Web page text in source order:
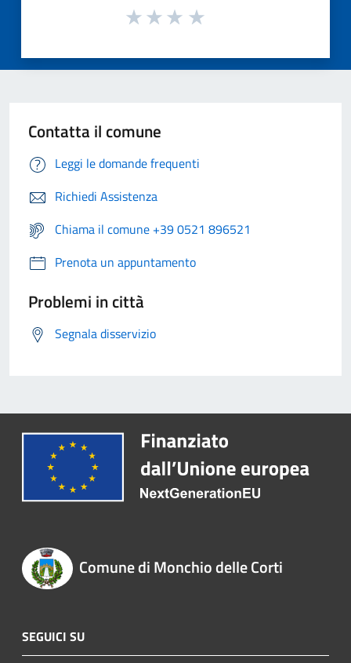
Contatta il comune
Leggi le domande frequenti
Richiedi Assistenza
Chiama il comune +39 0521 896521
Prenota un appuntamento
Problemi in città
Segnala disservizio
Comune di Monchio delle Corti
SEGUICI SU